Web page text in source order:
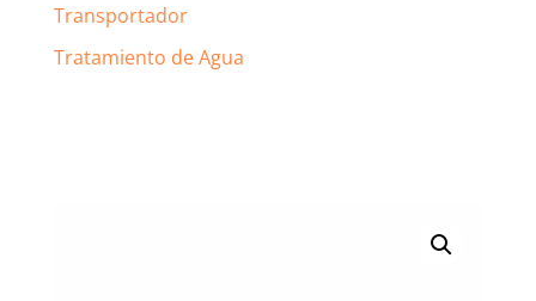
Transportador
Tratamiento de Agua